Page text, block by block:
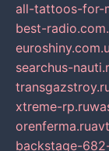
all-tattoos-for-
best-
searchus-
xtreme-rp.ru
orenferma.ru
backstage-